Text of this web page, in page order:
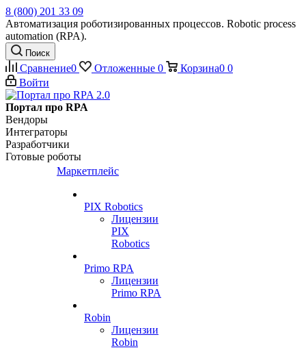
8 (800) 201 33 09
Автоматизация роботизированных процессов. Robotic process
automation (RPA).
Поиск
Сравнение0 Отложенные 0 Корзина0 0
Войти
Портал про RPA
Вендоры
Интеграторы
Разработчики
Готовые роботы
Маркетплейс
PIX Robotics
Лицензии
PIX
Robotics
Primo RPA
Лицензии
Primo RPA
Robin
Лицензии
Robin